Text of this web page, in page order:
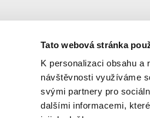
Tato webová stránka
K personalizaci obsahu
návštěvnosti využíváme
svými partnery pro
dalšími informacemi,